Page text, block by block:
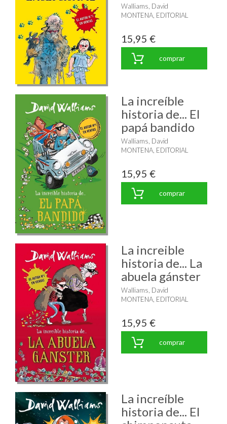
Walliams, David
MONTENA, EDITORIAL
15,95 €
comprar
La increíble
historia de... El
papá bandido
Walliams, David
MONTENA, EDITORIAL
15,95 €
comprar
La increible
historia de... La
abuela gánster
Walliams, David
MONTENA, EDITORIAL
15,95 €
comprar
La increíble
historia de... El